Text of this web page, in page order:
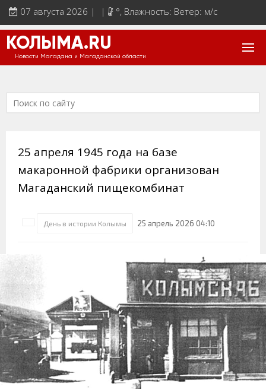
07 августа 2026 | | °, Влажность: Ветер: м/с
КОЛЫМА.RU
Новости Магадана и Магаданской области
25 апреля 1945 года на базе
макаронной фабрики организован
Магаданский пищекомбинат
День в истории Колымы 25 апрель 2026 04:10